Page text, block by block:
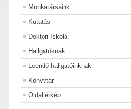
Munkatársaink
Kutatás
Doktori Iskola
Hallgatóknak
Leendő hallgatóinknak
Könyvtár
Oldaltérkép